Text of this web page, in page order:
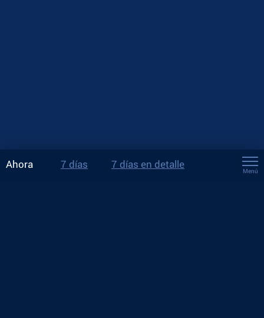
Ahora 7 días 7 días en detalle
Menú